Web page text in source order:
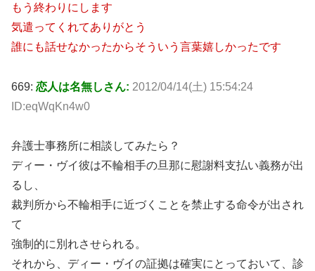
もう終わりにします
気遣ってくれてありがとう
誰にも話せなかったからそういう言葉嬉しかったです
669: 恋人は名無しさん: 2012/04/14(土) 15:54:24
ID:eqWqKn4w0
弁護士事務所に相談してみたら？
ディー・ヴイ彼は不輪相手の旦那に慰謝料支払い義務が出
るし、
裁判所から不輪相手に近づくことを禁止する命令が出され
て
強制的に別れさせられる。
それから、ディー・ヴイの証拠は確実にとっておいて、診